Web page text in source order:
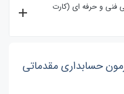
فنی و حرفه ای (کارت
حسابداری مقدماتی